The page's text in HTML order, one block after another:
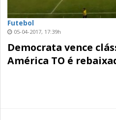
Futebol
05-04-2017, 17:39h
Democrata vence
América TO é